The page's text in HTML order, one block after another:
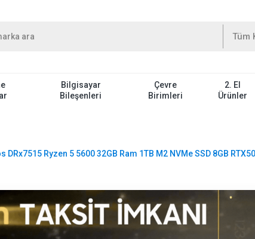
Bilgisayar
Bileşenleri
Çevre
Birimleri
2. El
Ürünler
DRx7515 Ryzen 5 5600 32GB Ram 1TB M2 NVMe SSD 8GB